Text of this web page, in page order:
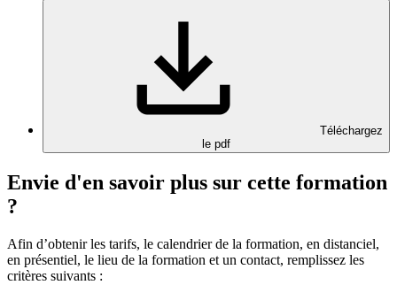
Téléchargez
le pdf
Envie d'en savoir plus sur cette formation
?
Afin d’obtenir les tarifs, le calendrier de la formation, en distanciel,
en présentiel, le lieu de la formation et un contact, remplissez les
critères suivants :